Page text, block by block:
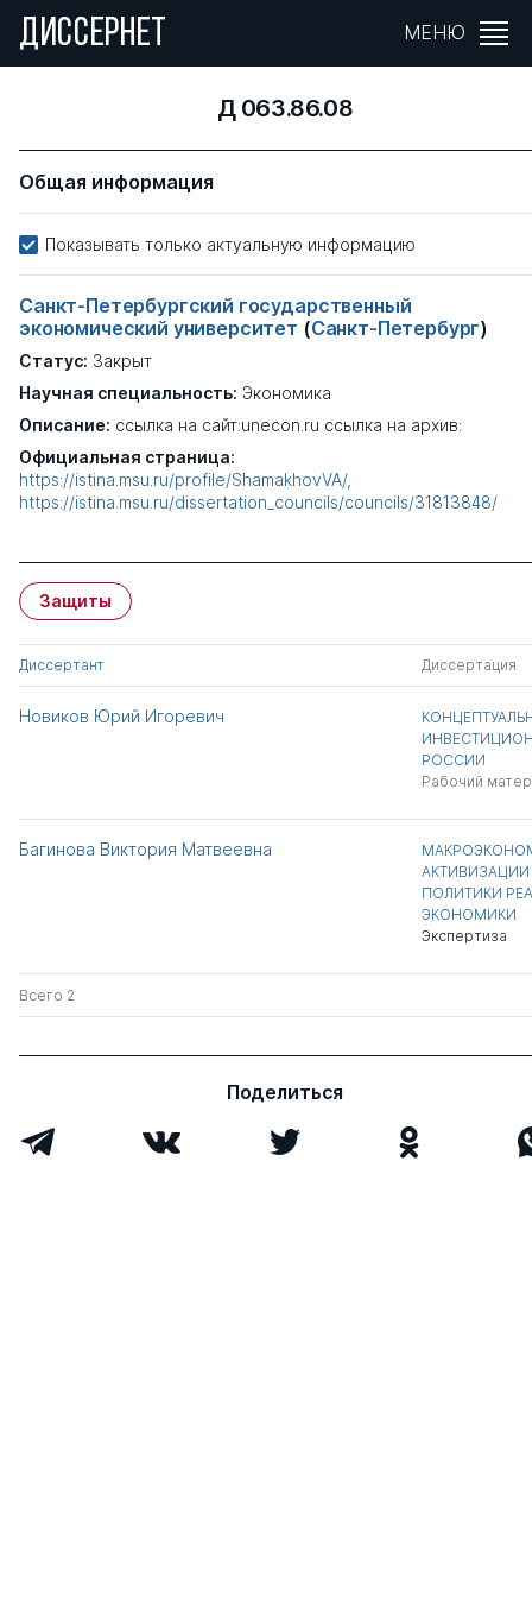
ДИССЕРНЕТ МЕНЮ
Д 063.86.08
Общая информация
Показывать только актуальную информацию
Санкт-Петербургский государственный
экономический университет (Санкт-Петербург)
Статус: Закрыт
Научная специальность: Экономика
Описание: ссылка на сайт:unecon.ru ссылка на архив:
Официальная страница:
https://istina.msu.ru/profile/ShamakhovVA/
https://istina.msu.ru/dissertation_councils/councils/31813848/
Защиты
Диссертант Диссертация
Новиков Юрий Игоревич
РОССИИ
Рабочий
Багинова Виктория Матвеевна
ПОЛИТИКИ
ЭКОНОМИКИ
Экспертиза
Всего 2
Поделиться